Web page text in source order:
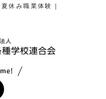
夏休み職業体験 |